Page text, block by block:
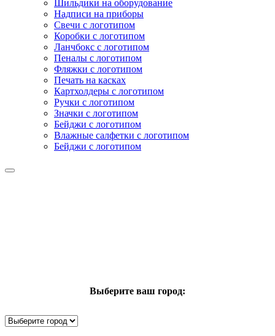
Шильдики на оборудование
Надписи на приборы
Свечи с логотипом
Коробки с логотипом
Ланчбокс с логотипом
Пеналы с логотипом
Фляжки с логотипом
Печать на касках
Картхолдеры с логотипом
Ручки с логотипом
Значки с логотипом
Бейджи с логотипом
Влажные салфетки с логотипом
Бейджи с логотипом
Выберите ваш город: